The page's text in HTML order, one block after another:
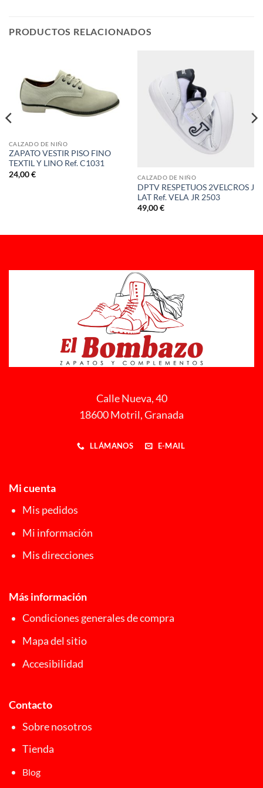
PRODUCTOS RELACIONADOS
CALZADO DE NIÑO
ZAPATO VESTIR PISO FINO
TEXTIL Y LINO Ref. C1031
24,00€ CALZADO DE NIÑO
DPTV RESPETUOS 2VELCROS J
LAT Ref. VELA JR 2503
49,00€
Calle Nueva, 40
18600 Motril, Granada
LLÁMANOS E-MAIL
Mi cuenta
Mis pedidos
Mi información
Mis direcciones
Más información
Condiciones generales de compra
Mapa del sitio
Accesibilidad
Contacto
Sobre nosotros
Tienda
Blog